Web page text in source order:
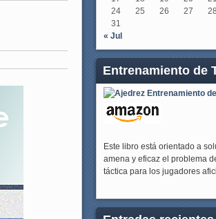
24
25 26 27 28
31
« Jul
Entrenamiento de
Este libro está orientado a
amena y eficaz el problema
táctica para los jugadores